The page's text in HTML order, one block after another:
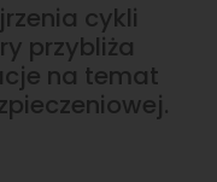
cykli
przybliża
na temat